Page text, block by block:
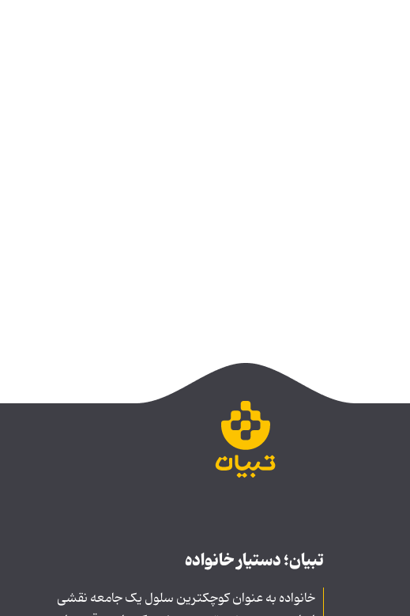
تبیان؛ دستیار خانواده
خانواده به عنوان کوچکترین سلول یک جامعه نقشی